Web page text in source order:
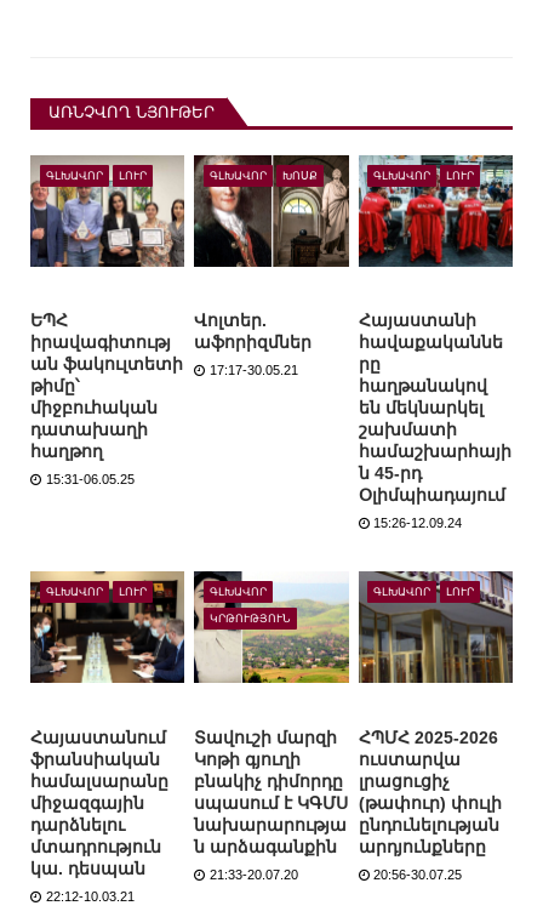
ԱՌՆՉՎՈՂ ՆՅՈՒԹԵՐ
ԳԼԽԱՎՈՐ ԼՈՒՐ
ԵՊՀ
իրավագիտությ
ան ֆակուլտետի
թիմը՝
միջբուհական
դատախաղի
հաղթող
15:31-06.05.25
ԳԼԽԱՎՈՐ ԽՈՍՔ
Վոլտեր.
աֆորիզմներ
17:17-30.05.21
ԳԼԽԱՎՈՐ ԼՈՒՐ
Հայաստանի
հավաքականնե
րը
հաղթանակով
են մեկնարկել
շախմատի
համաշխարհայի
ն 45-րդ
Օլիմպիադայում
15:26-12.09.24
ԳԼԽԱՎՈՐ ԼՈՒՐ
Հայաստանում
ֆրանսիական
համալսարանը
միջազգային
դարձնելու
մտադրություն
կա. դեսպան
22:12-10.03.21
ԳԼԽԱՎՈՐ
ԿՐԹՈՒԹՅՈՒՆ
Տավուշի մարզի
Կոթի գյուղի
բնակիչ դիմորդը
սպասում է ԿԳՄՍ
նախարարությա
ն արձագանքին
21:33-20.07.20
ԳԼԽԱՎՈՐ ԼՈՒՐ
ՀՊՄՀ 2025-2026
ուստարվա
լրացուցիչ
(թափուր) փուլի
ընդունելության
արդյունքները
20:56-30.07.25